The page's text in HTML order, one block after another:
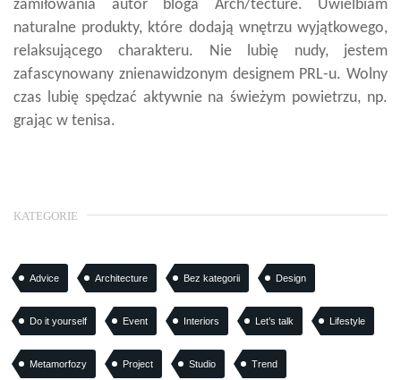
zamiłowania autor bloga Arch/tecture. Uwielbiam
naturalne produkty, które dodają wnętrzu wyjątkowego,
relaksującego charakteru. Nie lubię nudy, jestem
zafascynowany znienawidzonym designem PRL-u. Wolny
czas lubię spędzać aktywnie na świeżym powietrzu, np.
grając w tenisa.
KATEGORIE
Advice Architecture Bez kategorii Design
Do it yourself Event Interiors Let’s talk Lifestyle
Metamorfozy Project Studio Trend